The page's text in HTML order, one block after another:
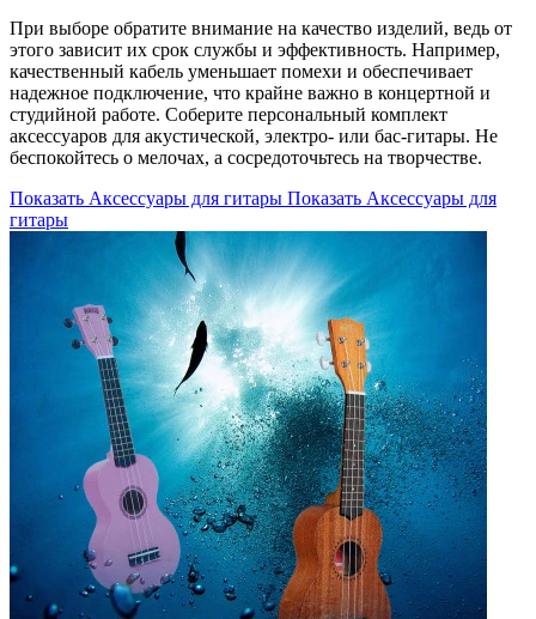
При выборе обратите внимание на качество изделий, ведь от
этого зависит их срок службы и эффективность. Например,
качественный кабель уменьшает помехи и обеспечивает
надежное подключение, что крайне важно в концертной и
студийной работе. Соберите персональный комплект
аксессуаров для акустической, электро- или бас-гитары. Не
беспокойтесь о мелочах, а сосредоточьтесь на творчестве.
Показать Аксессуары для гитары Показать Аксессуары для
гитары